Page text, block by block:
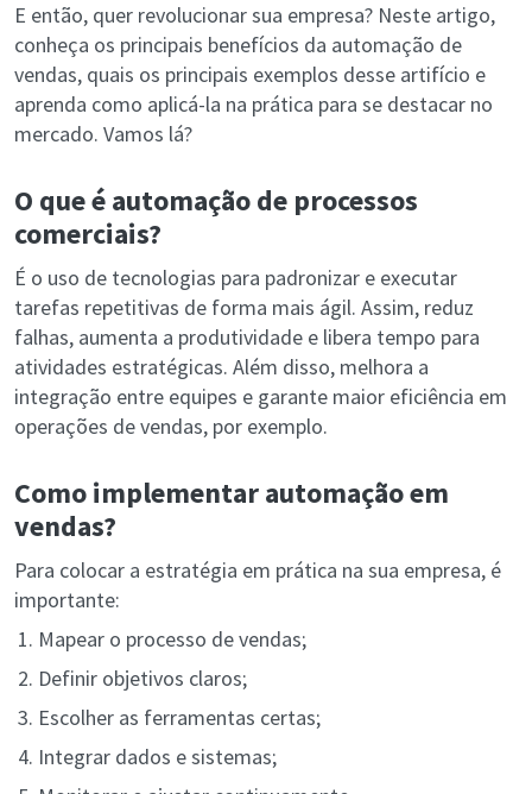
E então, quer revolucionar sua empresa? Neste artigo,
conheça os principais benefícios da automação de
vendas, quais os principais exemplos desse artifício e
aprenda como aplicá-la na prática para se destacar no
mercado. Vamos lá?
O que é automação de processos
comerciais?
É o uso de tecnologias para padronizar e executar
tarefas repetitivas de forma mais ágil. Assim, reduz
falhas, aumenta a produtividade e libera tempo para
atividades estratégicas. Além disso, melhora a
integração entre equipes e garante maior eficiência em
operações de vendas, por exemplo.
Como implementar automação em
vendas?
Para colocar a estratégia em prática na sua empresa, é
importante:
Mapear o processo de vendas;
Definir objetivos claros;
Escolher as ferramentas certas;
Integrar dados e sistemas;